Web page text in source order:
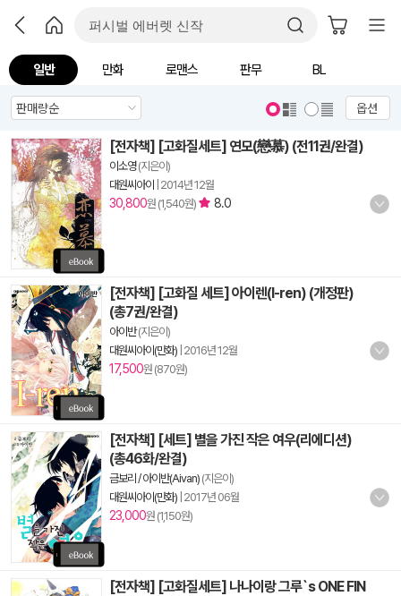
일반 만화 로맨스 판무 BL
옵션
[전자책] [고화질세트] 연모(戀慕) (전11권/완결)
이소영(지은이)
대원씨아이
2014년 12월
30,800원 (1,540원) 8.0
[전자책] [고화질 세트] 아이렌(I-ren) (개정판)
(총7권/완결)
아이반(지은이)
대원씨아이(만화) 2016년 12월
17,500원 (870원)
[전자책] [세트] 별을 가진 작은 여우(리에디션)
(총46화/완결)
금보리 / 아이반(Aivan) (지은이)
대원씨아이(만화) 2017년 06월
23,000원 (1,150원)
[전자책] [고화질세트] 나나이랑 그루`s ONE FIN